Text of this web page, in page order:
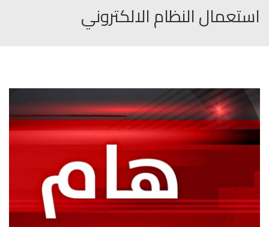
استعمال النظام الالكتروني